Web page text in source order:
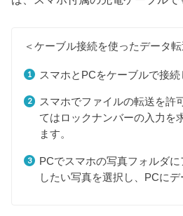
＜ケーブル接続を使ったデータ
スマホとPCをケーブルで接続
スマホでファイルの転送を許
てはロックナンバーの入力を
ます。
PCでスマホの写真フォルダ
したい写真を選択し、PCにデ